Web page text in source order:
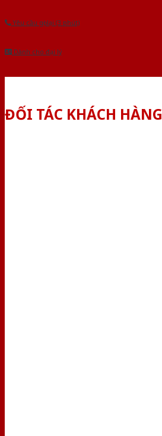
Yêu cầu gọi lại (3 phút)
Dành cho đại lý
ĐỐI TÁC KHÁCH HÀNG